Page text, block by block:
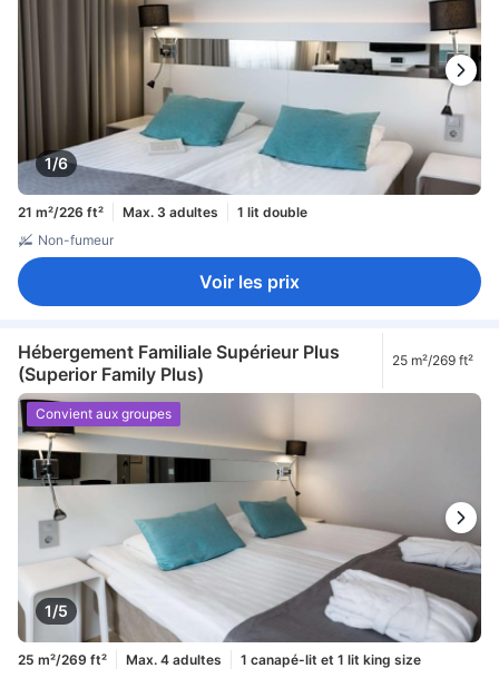
1/6
21 m²/226 ft² Max. 3 adultes
1 lit double
Non-fumeur
Voir les prix
Hébergement Familiale Supérieur Plus
(Superior Family Plus)
25 m²/269 ft²
1/5
Convient aux groupes
25 m²/269 ft² Max. 4 adultes
1 canapé-lit et 1 lit king size